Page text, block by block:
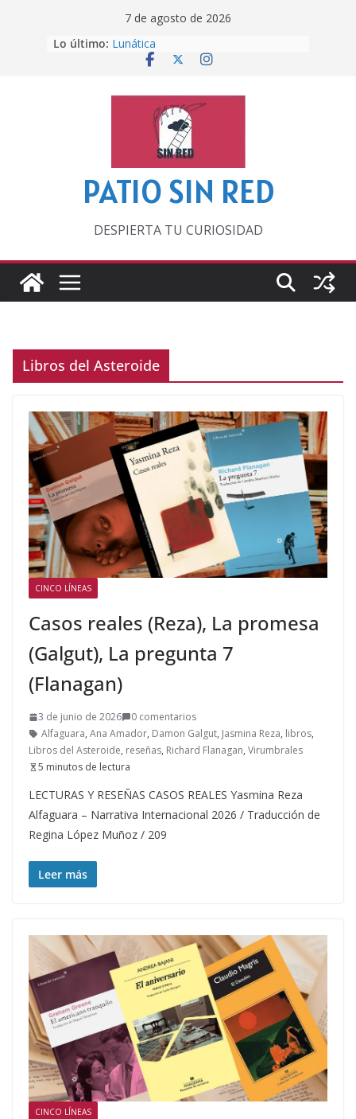
7 de agosto de 2026
Lo último: Lunática
Pero, hasta entonces…
‘La broma infinita’ de recomendar
lecturas veraniegas
Otra del Mundial
PATIO SIN RED
DESPIERTA TU CURIOSIDAD
Libros del Asteroide
CINCO LÍNEAS
Casos reales (Reza), La promesa
(Galgut), La pregunta 7
(Flanagan)
3 de junio de 2026
0 comentarios
Alfaguara, Ana Amador, Damon Galgut, Jasmina Reza, libros,
Libros del Asteroide, reseñas, Richard Flanagan, Virumbrales
5 minutos de lectura
LECTURAS Y RESEÑAS CASOS REALES Yasmina Reza
Alfaguara – Narrativa Internacional 2026 / Traducción de
Regina López Muñoz / 209
Leer más
CINCO LÍNEAS